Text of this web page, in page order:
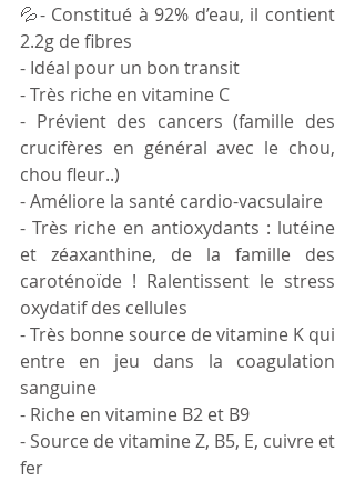
💦- Constitué à 92% d’eau, il contient
2.2g de fibres
- Idéal pour un bon transit
- Très riche en vitamine C
- Prévient des cancers (famille des
crucifères en général avec le chou,
chou fleur..)
- Améliore la santé cardio-vacsulaire
- Très riche en antioxydants : lutéine
et zéaxanthine, de la famille des
caroténoïde ! Ralentissent le stress
oxydatif des cellules
- Très bonne source de vitamine K qui
entre en jeu dans la coagulation
sanguine
- Riche en vitamine B2 et B9
- Source de vitamine Z, B5, E, cuivre et
fer